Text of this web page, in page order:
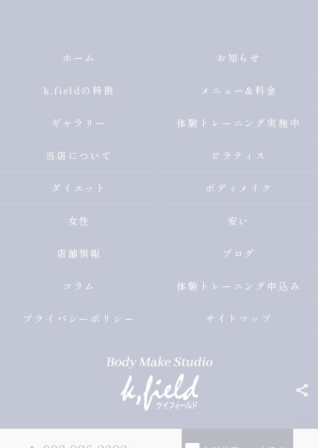
ホーム お知らせ
k.fieldの特徴 メニュー&料金
ギャラリー 体験トレーニング実施中
当店について ピラティス
ダイエット ボディメイク
女性 安い
店舗情報 ブログ
コラム 体験トレーニング申込み
プライバシーポリシー サイトマップ